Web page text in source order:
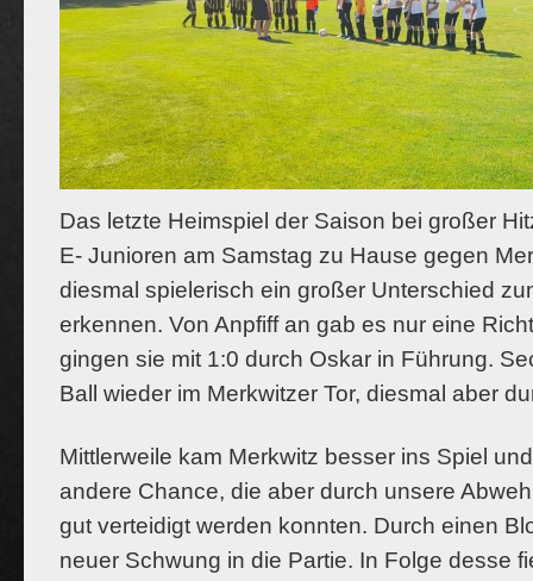
Das letzte Heimspiel der Saison bei großer
E- Junioren am Samstag zu Hause gegen
diesmal spielerisch ein großer Unterschied
erkennen. Von Anpfiffan gab es nur eine
gingen sie mit 1:0 durch Oskar in Führung.
Ball wieder im Merkwitzer Tor, diesmal aber
Mittlerweile kam Merkwitz besser ins Spiel
andere Chance, die aber durch unsere
gut verteidigt werden konnten. Durch einen
neuer Schwung in die Partie. In Folge desse fi